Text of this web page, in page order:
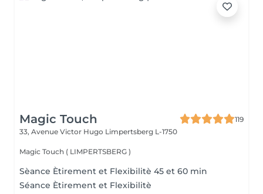
Magic Touch
119
33, Avenue Victor Hugo Limpertsberg L-1750
Magic Touch ( LIMPERTSBERG )
Sèance Ètirement et Flexibilitè 45 et 60 min
Séance Ètirement et Flexibilitè